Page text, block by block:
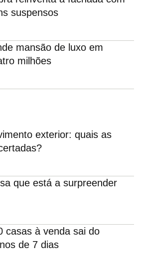
suspensos
mansão de luxo em
milhões
exterior: quais as
que está a surpreender
casas à venda sai do
de 7 dias